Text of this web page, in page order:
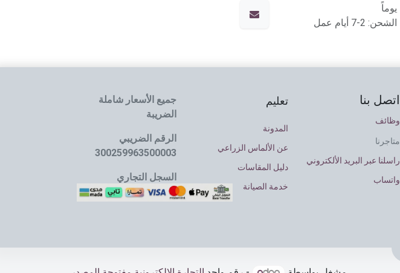
يوماً
الشحن: 2-7 أيام عمل
اتصل بنا
وظائف
متاجرنا
راسلنا عبر البريد الألكتروني
واتساب
تعليم
المدونة
عن الألماس الزراعي
دليل المقاسات
خدمة الصيانة
جميع الأسعار شاملة
الضريبة
الرقم الضريبي
300259963500003
السجل التجاري
4030064637